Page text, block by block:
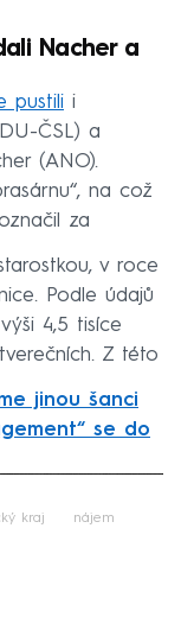
Nacher a
pustili i
ČSL) a
(ANO).
na což
za
v roce
Podle údajů
4,5 tisíce
Z této
jinou šanci
se do
kraj nájem